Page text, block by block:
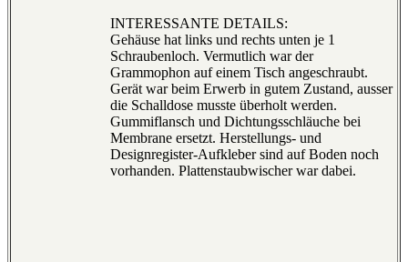
INTERESSANTE DETAILS:
Gehäuse hat links und rechts unten je 1
Schraubenloch. Vermutlich war der
Grammophon auf einem Tisch angeschraubt.
Gerät war beim Erwerb in gutem Zustand, ausser
die Schalldose musste überholt werden.
Gummiflansch und Dichtungsschläuche bei
Membrane ersetzt. Herstellungs- und
Designregister-Aufkleber sind auf Boden noch
vorhanden. Plattenstaubwischer war dabei.